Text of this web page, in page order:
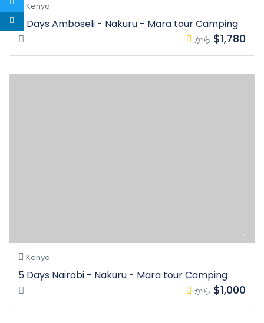
Kenya
6 Days Amboseli - Nakuru - Mara tour Camping
から $1,780
Kenya
5 Days Nairobi - Nakuru - Mara tour Camping
から $1,000